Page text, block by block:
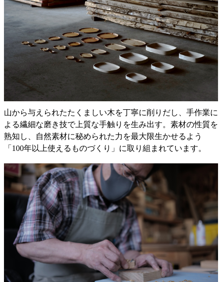
山から与えられたたくましい木を丁寧に削りだし、手作業に
よる繊細な磨き技で上質な手触りを生み出す。素材の性質を
熟知し、自然素材に秘められた力を最大限生かせるよう
「100年以上使えるものづくり」に取り組まれています。